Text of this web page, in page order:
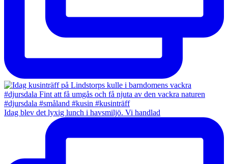
Idag blev det lyxig lunch i havsmiljö. Vi handlad